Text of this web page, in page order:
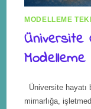
MODELLEME
Üniversite
Üniversite hayatı
mimarlığa,